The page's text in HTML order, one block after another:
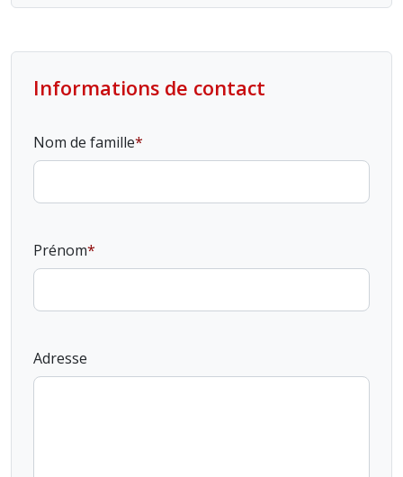
Informations de contact
Nom de famille
Prénom
Adresse